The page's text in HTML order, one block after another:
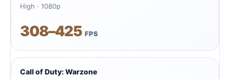
High · 1080p
308–425FPS
Call of Duty: Warzone